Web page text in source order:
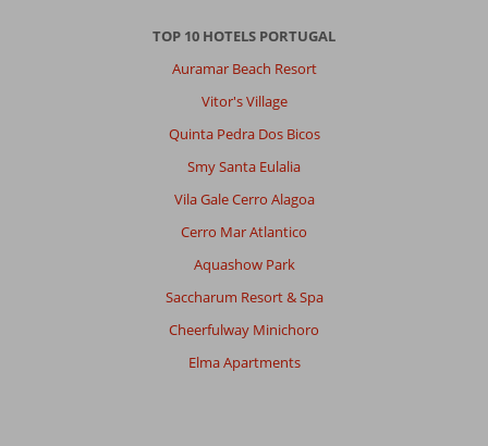
TOP 10 HOTELS PORTUGAL
Auramar Beach Resort
Vitor's Village
Quinta Pedra Dos Bicos
Smy Santa Eulalia
Vila Gale Cerro Alagoa
Cerro Mar Atlantico
Aquashow Park
Saccharum Resort & Spa
Cheerfulway Minichoro
Elma Apartments